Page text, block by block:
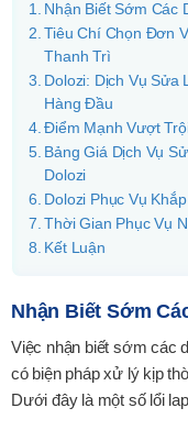
Nhận Biết Sớm Các
Tiêu Chí Chọn Đơn
Thanh Trì
Dolozi: Dịch Vụ Sửa
Hàng Đầu
Điểm Mạnh Vượt
Bảng Giá Dịch Vụ
Dolozi
Dolozi Phục Vụ
Thời Gian Phục Vụ
Kết Luận
Nhận Biết Sớm
Việc nhận biết sớm các
có biện pháp xử lý kịp
Dưới đây là một số lổi